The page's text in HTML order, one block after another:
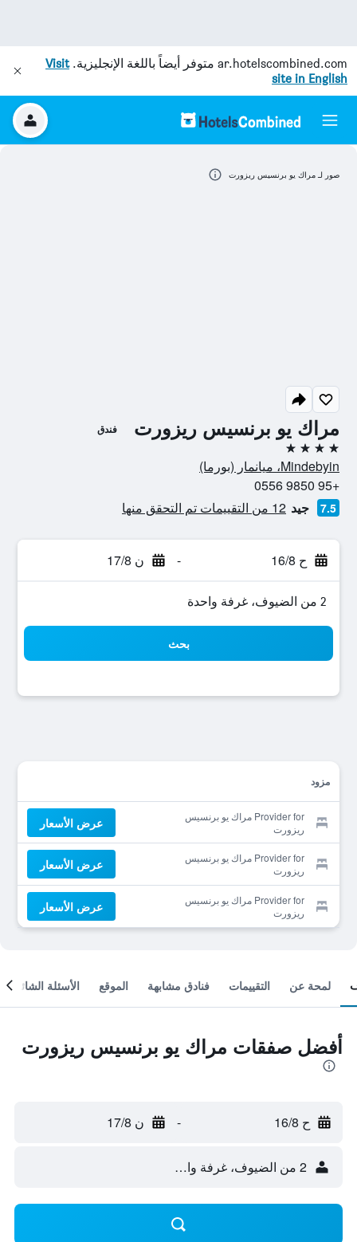
ar.hotelscombined.com متوفر أيضاً باللغة الإنجليزية.Visit
site in English
مراك يو برنسيس ريزورت فندق
4 نجوم
Mindebyin، ميانمار (بورما)
+95 9850 0556
7.5 جيد 12 من التقييمات تم التحقق منها
ح 16/8 - ن 17/8
2 من الضيوف، غرفة واحدة
بحث
مزود
Provider for مراك يو برنسيس
ريزورت
عرض الأسعار
Provider for مراك يو برنسيس
ريزورت
عرض الأسعار
Provider for مراك يو برنسيس
ريزورت
عرض الأسعار
صور لـ مراك يو برنسيس ريزورت
لمحة عن التقييمات فنادق مشابهة الموقع الأسئلة الشائعة
أفضل صفقات مراك يو برنسيس ريزورت
ح 16/8 - ن 17/8
2 من الضيوف، غرفة واحدة